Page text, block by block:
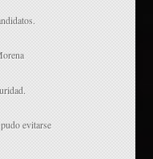
evitarse